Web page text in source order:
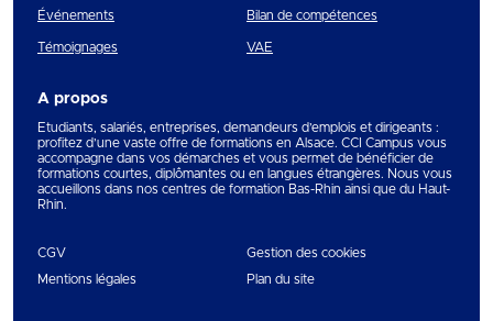
Événements
Témoignages
Bilan de compétences
VAE
A propos
Etudiants, salariés, entreprises, demandeurs d’emplois et dirigeants :
profitez d’une vaste offre de formations en Alsace. CCI Campus vous
accompagne dans vos démarches et vous permet de bénéficier de
formations courtes, diplômantes ou en langues étrangères. Nous vous
accueillons dans nos centres de formation Bas-Rhin ainsi que du Haut-
Rhin.
CGV
Gestion des cookies
Mentions légales
Plan du site